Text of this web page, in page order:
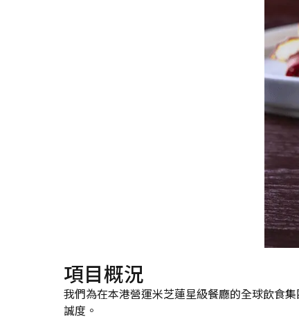
項目概況
我們為在本港營運米芝蓮星級餐廳的全球飲食
誠度。